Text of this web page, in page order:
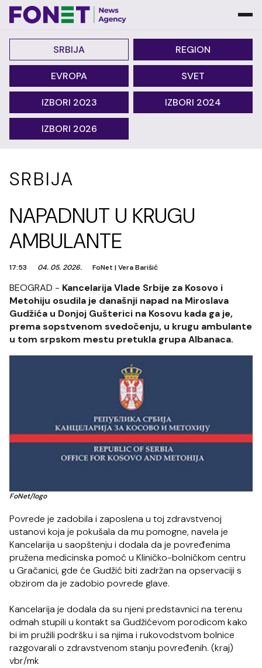
SRBIJA REGION
EVROPA SVET
IZBORI 2023 IZBORI 2024
IZBORI 2026
SRBIJA
NAPADNUT U KRUGU
AMBULANTE
17:53 04. 05. 2026. FoNet |Vera Barišić
BEOGRAD - Kancelarija Vlade Srbije za Kosovo i
Metohiju osudila je današnji napad na Miroslava
Gudžića u Donjoj Gušterici na Kosovu kada ga je,
prema sopstvenom svedočenju, u krugu ambulante
u tom srpskom mestu pretukla grupa Albanaca.
FoNet/logo
Povrede je zadobila i zaposlena u toj zdravstvenoj
ustanovi koja je pokušala da mu pomogne, navela je
Kancelarija u saopštenju i dodala da je povređenima
pružena medicinska pomoć u Kliničko-bolničkom centru
u Gračanici, gde će Gudžić biti zadržan na opservaciji s
obzirom da je zadobio povrede glave.
Kancelarija je dodala da su njeni predstavnici na terenu
odmah stupili u kontakt sa Gudžićevom porodicom kako
bi im pružili podršku i sa njima i rukovodstvom bolnice
razgovarali o zdravstvenom stanju povređenih. (kraj)
vbr/mk